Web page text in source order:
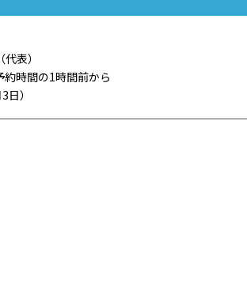
表）
時間の1時間前から
）